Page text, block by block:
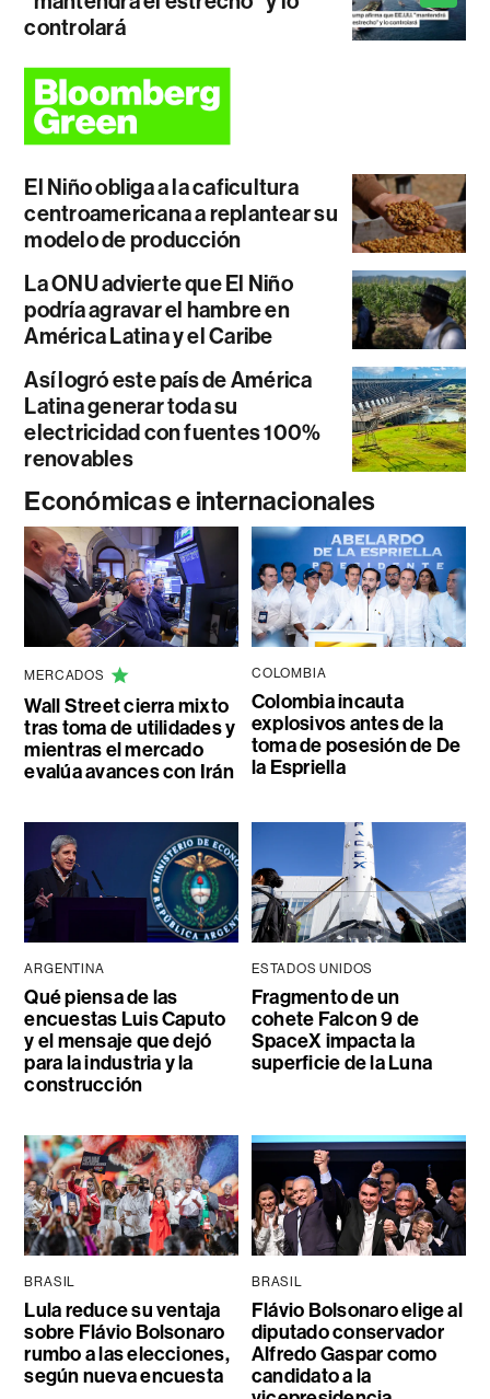
controlará
El Niño obliga a la caficultura
centroamericana a replantear su
modelo de producción
La ONU advierte que El Niño
podría agravar el hambre en
América Latina y el Caribe
Así logró este país de América
Latina generar toda su
electricidad con fuentes 100%
renovables
Económicas e internacionales
MERCADOS
Wall Street cierra mixto
tras toma de utilidades y
mientras el mercado
evalúa avances con Irán
COLOMBIA
Colombia incauta
explosivos antes de la
toma de posesión de De
la Espriella
ARGENTINA
Qué piensa de las
encuestas Luis Caputo
y el mensaje que dejó
para la industria y la
construcción
ESTADOS UNIDOS
Fragmento de un
cohete Falcon 9 de
SpaceX impacta la
superficie de la Luna
BRASIL
Lula reduce su ventaja
sobre Flávio Bolsonaro
rumbo a las elecciones,
según nueva encuesta
BRASIL
Flávio Bolsonaro elige al
diputado conservador
Alfredo Gaspar como
candidato a la